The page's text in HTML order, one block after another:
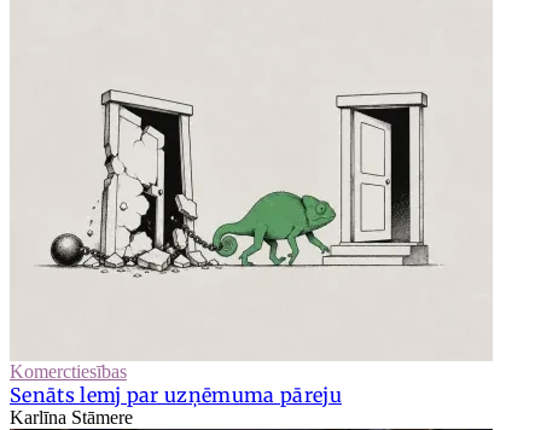
Komerctiesības
Senāts lemj par uzņēmuma pāreju
Karlīna Stāmere